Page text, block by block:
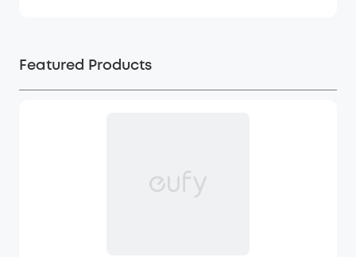
Featured Products